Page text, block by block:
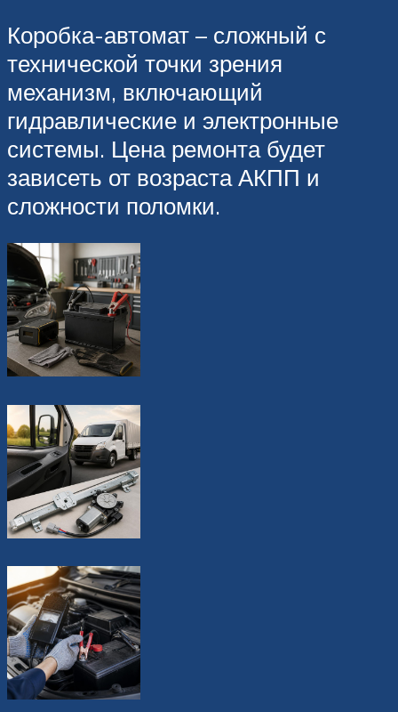
Коробка-автомат – сложный с
технической точки зрения
механизм, включающий
гидравлические и электронные
системы. Цена ремонта будет
зависеть от возраста АКПП и
сложности поломки.